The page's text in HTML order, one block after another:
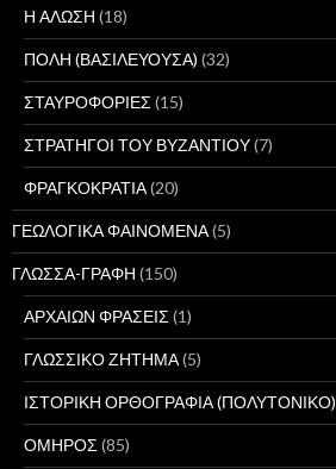
Η ΑΛΩΣΗ (18)
ΠΟΛΗ (ΒΑΣΙΛΕΥΟΥΣΑ) (32)
ΣΤΑΥΡΟΦΟΡΙΕΣ (15)
ΣΤΡΑΤΗΓΟΙ ΤΟΥ ΒΥΖΑΝΤΙΟΥ(7)
ΦΡΑΓΚΟΚΡΑΤΙΑ(20)
ΓΕΩΛΟΓΙΚΑ ΦΑΙΝΟΜΕΝΑ(5)
ΓΛΩΣΣΑ-ΓΡΑΦΗ (150)
ΑΡΧΑΙΩΝ ΦΡΑΣΕΙΣ (1)
ΓΛΩΣΣΙΚΟ ΖΗΤΗΜΑ(5)
ΙΣΤΟΡΙΚΗ ΟΡΘΟΓΡΑΦΙΑ (ΠΟΛΥΤΟΝΙΚΟ)
ΟΜΗΡΟΣ (85)